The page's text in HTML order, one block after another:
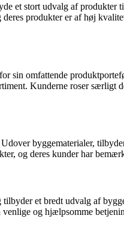
et stort udvalg af
produkter er af høj
sin omfattende
Kunderne roser
byggematerialer,
og deres kunder har
et bredt udvalg af
og hjælpsomme